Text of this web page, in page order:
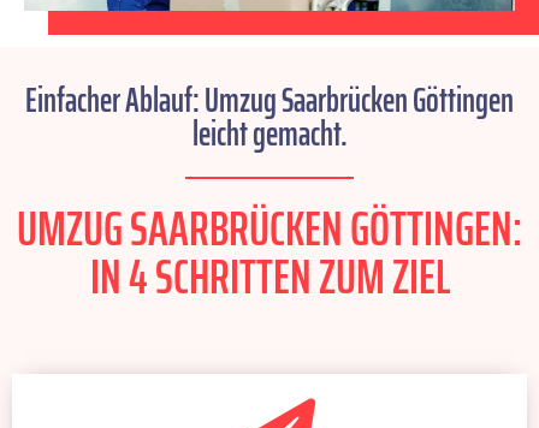
Einfacher Ablauf: Umzug Saarbrücken Göttingen
leicht gemacht.
UMZUG SAARBRÜCKEN GÖTTINGEN:
IN 4 SCHRITTEN ZUM ZIEL